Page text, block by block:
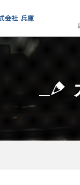
店舗一
す
す
がす
ンアップ
アップ一覧
ンス・サービ
ス・サービストップ
検をする
する